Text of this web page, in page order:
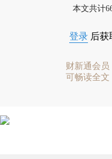
本文共计
登录 后获
财新通会员
可畅读全文